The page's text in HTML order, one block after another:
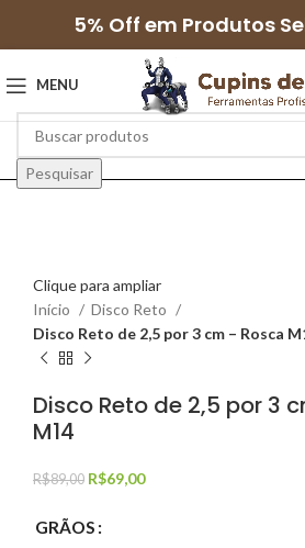
5% Off em Produtos
MENU
Pesquisar
Clique para ampliar
Início
Disco Reto
Disco Reto de 2,5 por 3 cm – Rosca
Disco Reto de 2,5 por 3
M14
R$89,00 R$69,00
GRÃOS